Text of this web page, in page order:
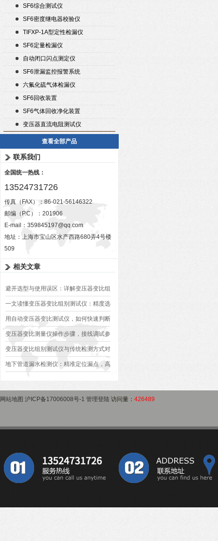
SF6综合测试仪
SF6密度继电器校验仪
TIFXP-1A型定性检漏仪
SF6定量检漏仪
自动闭口闪点测定仪
SF6泄漏监控报警系统
六氟化硫气体检漏仪
SF6回收装置
SF6气体回收净化装置
变压器直流电阻测试仪
查看全部产品
联系我们
全国统一热线：
13524731726
传真（FAX）：86-021-56146322
邮编（P.C）：201906
E-mail： 359845197@qq.com
地址：上海市宝山区水产西路680弄4号楼
509
相关文章
避开选型与使用误区：详解变压器变比组
别测试仪的日常校准方法、常见组别识别
异常排查方案
一文读懂变压器变比组别测试仪：精度选
型、接线规范、报告生成全流程标准化操
作指南
用自动变压器变比测试仪，如何快速判断
变压器是否合格？
变压器变比测量仪操作步骤，接线调试参
数设定变比测试数据保存使用教程
变压器变比组别测试仪与传统检测方式对
比：精度、速度与安全性深度分析
地下管道漏水检测仪：精准定位漏点，高
网站地图 沪ICP备17006008号-1 管理登陆 访问量： 426489